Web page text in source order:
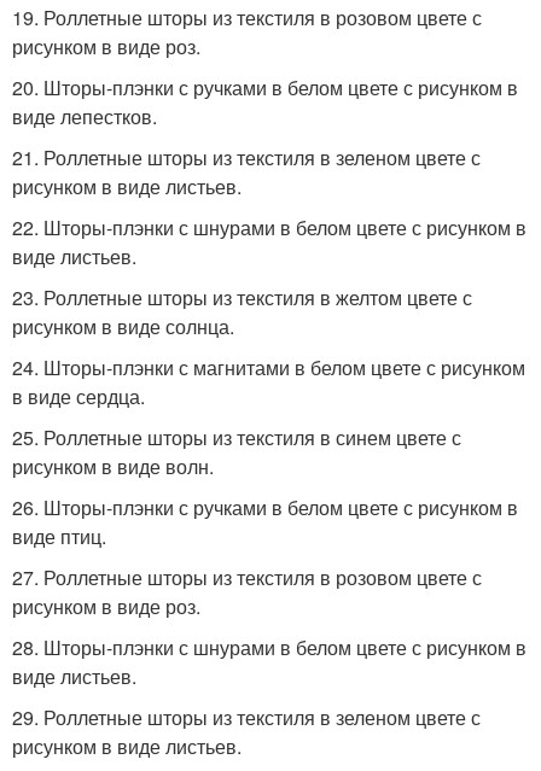
19. Роллетные шторы из текстиля в розовом цвете с
рисунком в виде роз.
20. Шторы-плэнки с ручками в белом цвете с рисунком в
виде лепестков.
21. Роллетные шторы из текстиля в зеленом цвете с
рисунком в виде листьев.
22. Шторы-плэнки с шнурами в белом цвете с рисунком в
виде листьев.
23. Роллетные шторы из текстиля в желтом цвете с
рисунком в виде солнца.
24. Шторы-плэнки с магнитами в белом цвете с рисунком
в виде сердца.
25. Роллетные шторы из текстиля в синем цвете с
рисунком в виде волн.
26. Шторы-плэнки с ручками в белом цвете с рисунком в
виде птиц.
27. Роллетные шторы из текстиля в розовом цвете с
рисунком в виде роз.
28. Шторы-плэнки с шнурами в белом цвете с рисунком в
виде листьев.
29. Роллетные шторы из текстиля в зеленом цвете с
рисунком в виде листьев.